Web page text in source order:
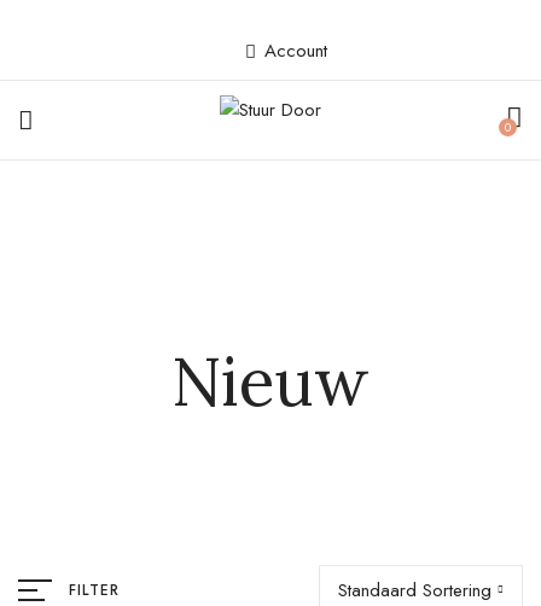
Account
0
Nieuw
FILTER Standaard Sortering